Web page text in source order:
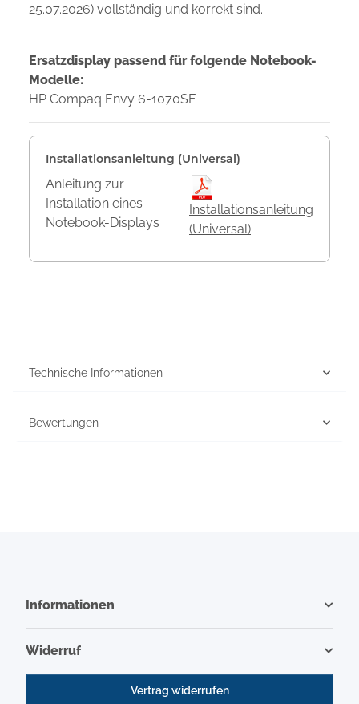
25.07.2026) vollständig und korrekt sind.
Ersatzdisplay passend für folgende Notebook-
Modelle:
HP Compaq Envy 6-1070SF
Installationsanleitung (Universal)
Anleitung zur
Installation eines
Notebook-Displays
Installationsanleitung
(Universal)
Technische Informationen
Bewertungen
Informationen
Widerruf
Vertrag widerrufen